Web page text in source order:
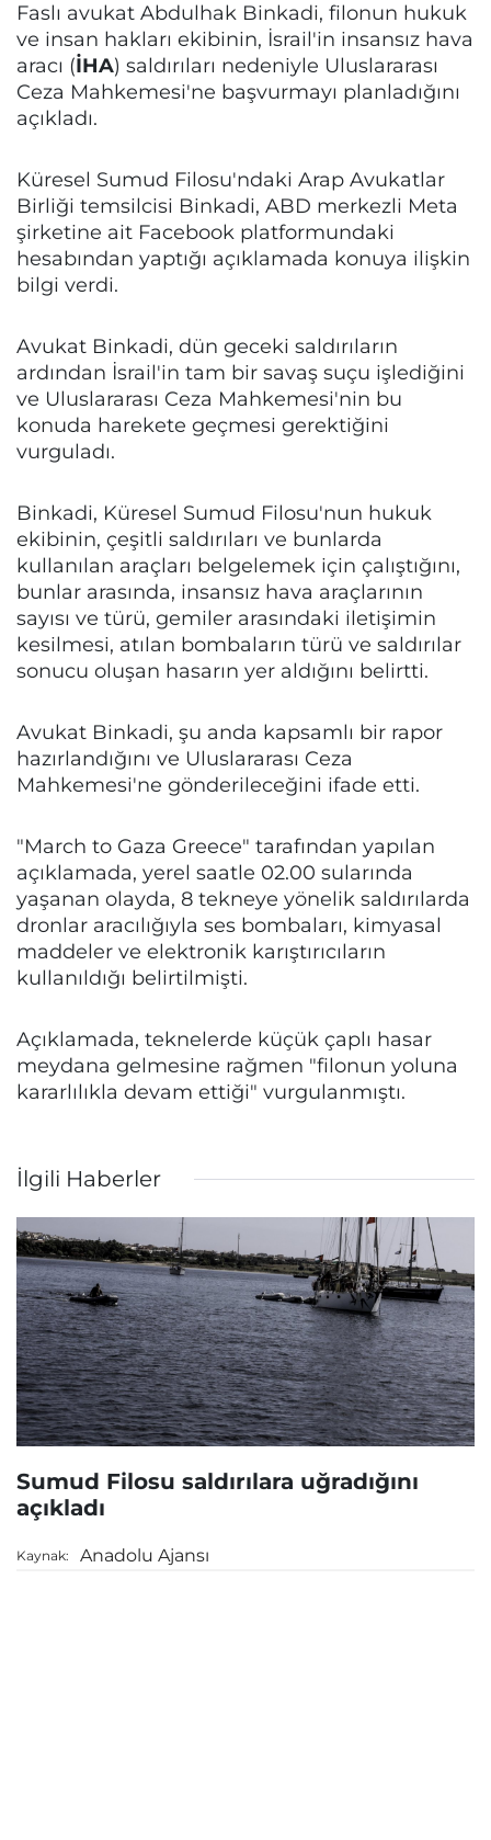
Faslı avukat Abdulhak Binkadi, filonun hukuk
ve insan hakları ekibinin, İsrail'in insansız hava
aracı (İHA) saldırıları nedeniyle Uluslararası
Ceza Mahkemesi'ne başvurmayı planladığını
açıkladı.
Küresel Sumud Filosu'ndaki Arap Avukatlar
Birliği temsilcisi Binkadi, ABD merkezli Meta
şirketine ait Facebook platformundaki
hesabından yaptığı açıklamada konuya ilişkin
bilgi verdi.
Avukat Binkadi, dün geceki saldırıların
ardından İsrail'in tam bir savaş suçu işlediğini
ve Uluslararası Ceza Mahkemesi'nin bu
konuda harekete geçmesi gerektiğini
vurguladı.
Binkadi, Küresel Sumud Filosu'nun hukuk
ekibinin, çeşitli saldırıları ve bunlarda
kullanılan araçları belgelemek için çalıştığını,
bunlar arasında, insansız hava araçlarının
sayısı ve türü, gemiler arasındaki iletişimin
kesilmesi, atılan bombaların türü ve saldırılar
sonucu oluşan hasarın yer aldığını belirtti.
Avukat Binkadi, şu anda kapsamlı bir rapor
hazırlandığını ve Uluslararası Ceza
Mahkemesi'ne gönderileceğini ifade etti.
"March to Gaza Greece" tarafından yapılan
açıklamada, yerel saatle 02.00 sularında
yaşanan olayda, 8 tekneye yönelik saldırılarda
dronlar aracılığıyla ses bombaları, kimyasal
maddeler ve elektronik karıştırıcıların
kullanıldığı belirtilmişti.
Açıklamada, teknelerde küçük çaplı hasar
meydana gelmesine rağmen "filonun yoluna
kararlılıkla devam ettiği" vurgulanmıştı.
İlgili Haberler
Sumud Filosu saldırılara uğradığını
açıkladı
Kaynak: Anadolu Ajansı